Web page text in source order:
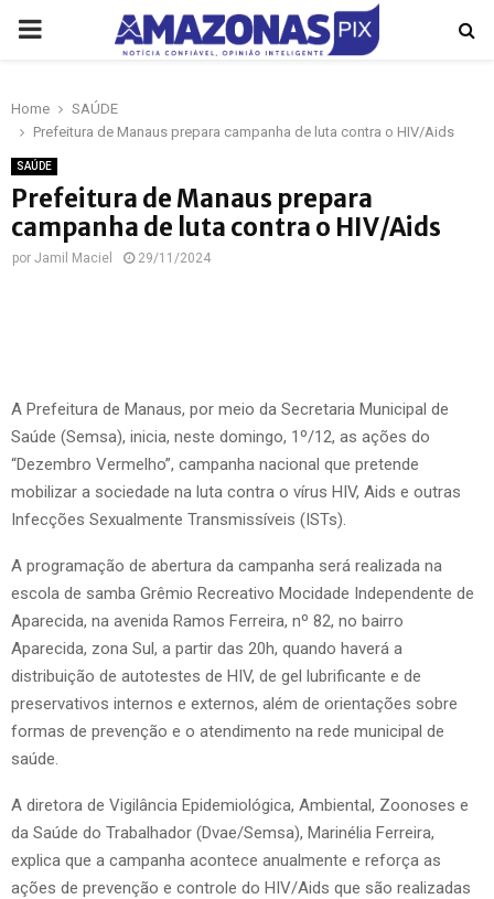
PRIMARY
Home
SAÚDE
Prefeitura de Manaus prepara campanha de luta contra o HIV/Aids
SAÚDE
Prefeitura de Manaus prepara
campanha de luta contra o HIV/Aids
por Jamil Maciel 29/11/2024
A Prefeitura de Manaus, por meio da Secretaria Municipal de
Saúde (Semsa), inicia, neste domingo, 1º/12, as ações do
“Dezembro Vermelho”, campanha nacional que pretende
mobilizar a sociedade na luta contra o vírus HIV, Aids e outras
Infecções Sexualmente Transmissíveis (ISTs).
A programação de abertura da campanha será realizada na
escola de samba Grêmio Recreativo Mocidade Independente de
Aparecida, na avenida Ramos Ferreira, nº 82, no bairro
Aparecida, zona Sul, a partir das 20h, quando haverá a
distribuição de autotestes de HIV, de gel lubrificante e de
preservativos internos e externos, além de orientações sobre
formas de prevenção e o atendimento na rede municipal de
saúde.
A diretora de Vigilância Epidemiológica, Ambiental, Zoonoses e
da Saúde do Trabalhador (Dvae/Semsa), Marinélia Ferreira,
explica que a campanha acontece anualmente e reforça as
ações de prevenção e controle do HIV/Aids que são realizadas